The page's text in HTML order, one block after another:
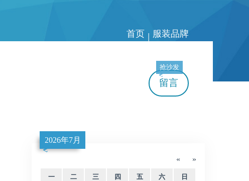
首页 | 服装品牌
留言
抢沙发
«
2026年7月
»
一 二 三 四 五 六 日